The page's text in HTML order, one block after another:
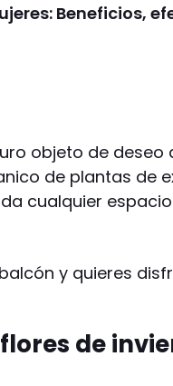
Beneficios,
objeto de deseo
de plantas de
cualquier
y quieres
de